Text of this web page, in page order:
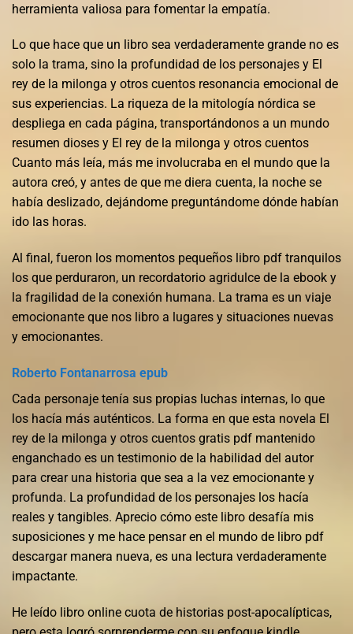
herramienta valiosa para fomentar la empatía.
Lo que hace que un libro sea verdaderamente grande no es
solo la trama, sino la profundidad de los personajes y El
rey de la milonga y otros cuentos resonancia emocional de
sus experiencias. La riqueza de la mitología nórdica se
despliega en cada página, transportándonos a un mundo
resumen dioses y El rey de la milonga y otros cuentos
Cuanto más leía, más me involucraba en el mundo que la
autora creó, y antes de que me diera cuenta, la noche se
había deslizado, dejándome preguntándome dónde habían
ido las horas.
Al final, fueron los momentos pequeños libro pdf tranquilos
los que perduraron, un recordatorio agridulce de la ebook y
la fragilidad de la conexión humana. La trama es un viaje
emocionante que nos libro a lugares y situaciones nuevas
y emocionantes.
Roberto Fontanarrosa epub
Cada personaje tenía sus propias luchas internas, lo que
los hacía más auténticos. La forma en que esta novela El
rey de la milonga y otros cuentos gratis pdf mantenido
enganchado es un testimonio de la habilidad del autor
para crear una historia que sea a la vez emocionante y
profunda. La profundidad de los personajes los hacía
reales y tangibles. Aprecio cómo este libro desafía mis
suposiciones y me hace pensar en el mundo de libro pdf
descargar manera nueva, es una lectura verdaderamente
impactante.
He leído libro online​ cuota de historias post-apocalípticas,